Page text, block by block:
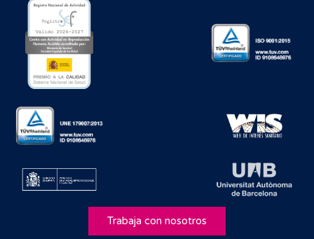
Trabaja con nosotros